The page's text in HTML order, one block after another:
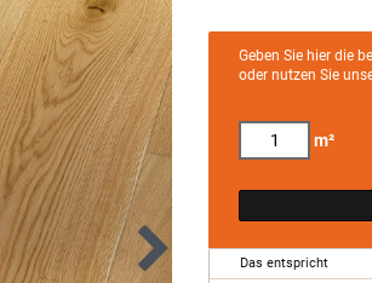
Geben Sie hier die
oder nutzen Sie
m²
Das entspricht